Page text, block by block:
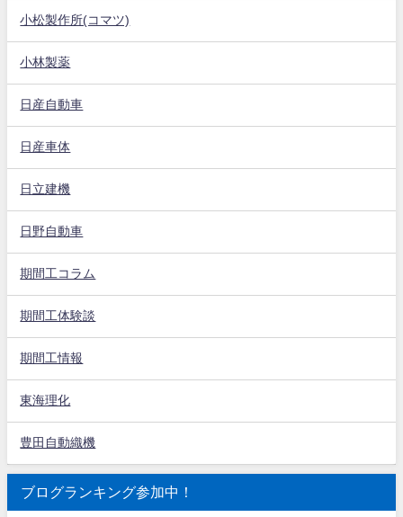
小松製作所(コマツ)
小林製薬
日産自動車
日産車体
日立建機
日野自動車
期間工コラム
期間工体験談
期間工情報
東海理化
豊田自動織機
ブログランキング参加中！